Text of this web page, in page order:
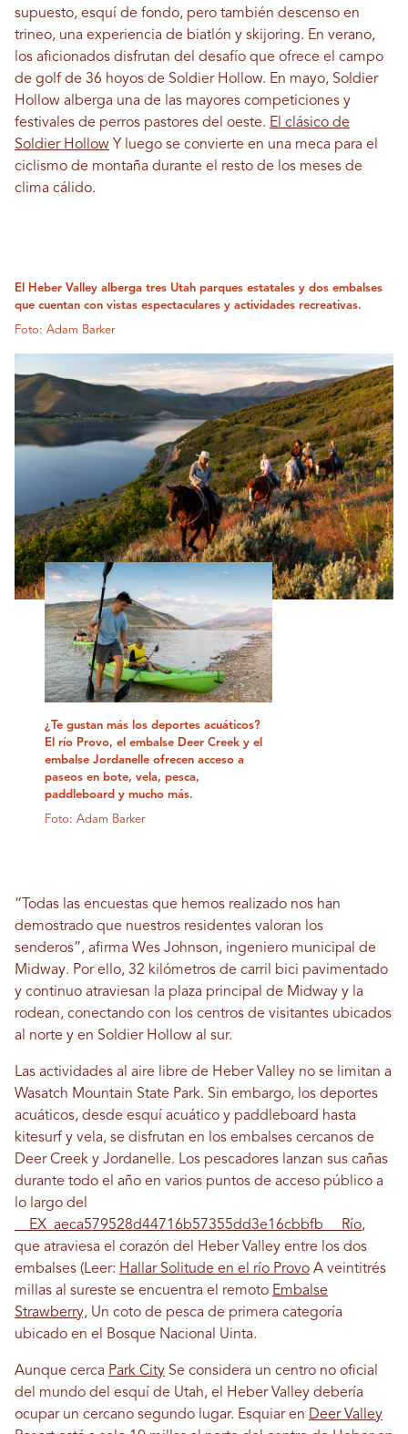
supuesto, esquí de fondo, pero también descenso en
trineo, una experiencia de biatlón y skijoring. En verano,
los aficionados disfrutan del desafío que ofrece el campo
de golf de 36 hoyos de Soldier Hollow. En mayo, Soldier
Hollow alberga una de las mayores competiciones y
festivales de perros pastores del oeste. El clásico de
Soldier Hollow Y luego se convierte en una meca para el
ciclismo de montaña durante el resto de los meses de
clima cálido.
¿Te gustan más los deportes acuáticos?
El río Provo, el embalse Deer Creek y el
embalse Jordanelle ofrecen acceso a
paseos en bote, vela, pesca,
paddleboard y mucho más.
Foto: Adam Barker
El Heber Valley alberga tres Utah parques estatales y dos embalses
que cuentan con vistas espectaculares y actividades recreativas.
Foto: Adam Barker
“Todas las encuestas que hemos realizado nos han
demostrado que nuestros residentes valoran los
senderos”, afirma Wes Johnson, ingeniero municipal de
Midway. Por ello, 32 kilómetros de carril bici pavimentado
y continuo atraviesan la plaza principal de Midway y la
rodean, conectando con los centros de visitantes ubicados
al norte y en Soldier Hollow al sur.
Las actividades al aire libre de Heber Valley no se limitan a
Wasatch Mountain State Park. Sin embargo, los deportes
acuáticos, desde esquí acuático y paddleboard hasta
kitesurf y vela, se disfrutan en los embalses cercanos de
Deer Creek y Jordanelle. Los pescadores lanzan sus cañas
durante todo el año en varios puntos de acceso público a
lo largo del
__EX_aeca579528d44716b57355dd3e16cbbfb__ Río,
que atraviesa el corazón del Heber Valley entre los dos
embalses (Leer: Hallar Solitude en el río Provo A veintitrés
millas al sureste se encuentra el remoto Embalse
Strawberry, Un coto de pesca de primera categoría
ubicado en el Bosque Nacional Uinta.
Aunque cerca Park City Se considera un centro no oficial
del mundo del esquí de Utah, el Heber Valley debería
ocupar un cercano segundo lugar. Esquiar en Deer Valley